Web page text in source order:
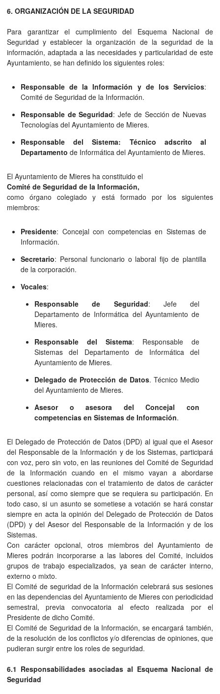
6. ORGANIZACIÓN DE LA SEGURIDAD
Para garantizar el cumplimiento del Esquema Nacional de
Seguridad y establecer la organización de la seguridad de la
información, adaptada a las necesidades y particularidad de este
Ayuntamiento, se han definido los siguientes roles:
Responsable de la Información y de los Servicios:
Comité de Seguridad de la Información.
Responsable de Seguridad: Jefe de Sección de Nuevas
Tecnologías del Ayuntamiento de Mieres.
Responsable del Sistema: Técnico adscrito al
Departamento de Informática del Ayuntamiento de Mieres.
El Ayuntamiento de Mieres ha constituido el
Comité de Seguridad de la Información,
como órgano colegiado y está formado por los siguientes
miembros:
Presidente: Concejal con competencias en Sistemas de
Información.
Secretario: Personal funcionario o laboral fijo de plantilla
de la corporación.
Vocales:
Responsable de Seguridad: Jefe del
Departamento de Informática del Ayuntamiento de
Mieres.
Responsable del Sistema: Responsable de
Sistemas del Departamento de Informática del
Ayuntamiento de Mieres.
Delegado de Protección de Datos. Técnico Medio
del Ayuntamiento de Mieres.
Asesor o asesora del Concejal con
competencias en Sistemas de Información.
El Delegado de Protección de Datos (DPD) al igual que el Asesor
del Responsable de la Información y de los Sistemas, participará
con voz, pero sin voto, en las reuniones del Comité de Seguridad
de la Información cuando en el mismo vayan a abordarse
cuestiones relacionadas con el tratamiento de datos de carácter
personal, así como siempre que se requiera su participación. En
todo caso, si un asunto se sometiese a votación se hará constar
siempre en acta la opinión del Delegado de Protección de Datos
(DPD) y del Asesor del Responsable de la Información y de los
Sistemas.
Con carácter opcional, otros miembros del Ayuntamiento de
Mieres podrán incorporarse a las labores del Comité, incluidos
grupos de trabajo especializados, ya sean de carácter interno,
externo o mixto.
El Comité de seguridad de la Información celebrará sus sesiones
en las dependencias del Ayuntamiento de Mieres con periodicidad
semestral, previa convocatoria al efecto realizada por el
Presidente de dicho Comité.
El Comité de Seguridad de la Información, se encargará también,
de la resolución de los conflictos y/o diferencias de opiniones, que
pudieran surgir entre los roles de seguridad.
6.1 Responsabilidades asociadas al Esquema Nacional de
Seguridad